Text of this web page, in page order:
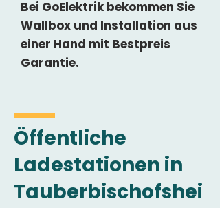
Bei GoElektrik bekommen Sie
Wallbox und Installation aus
einer Hand mit Bestpreis
Garantie.
Öffentliche
Ladestationen in
Tauberbischofshei